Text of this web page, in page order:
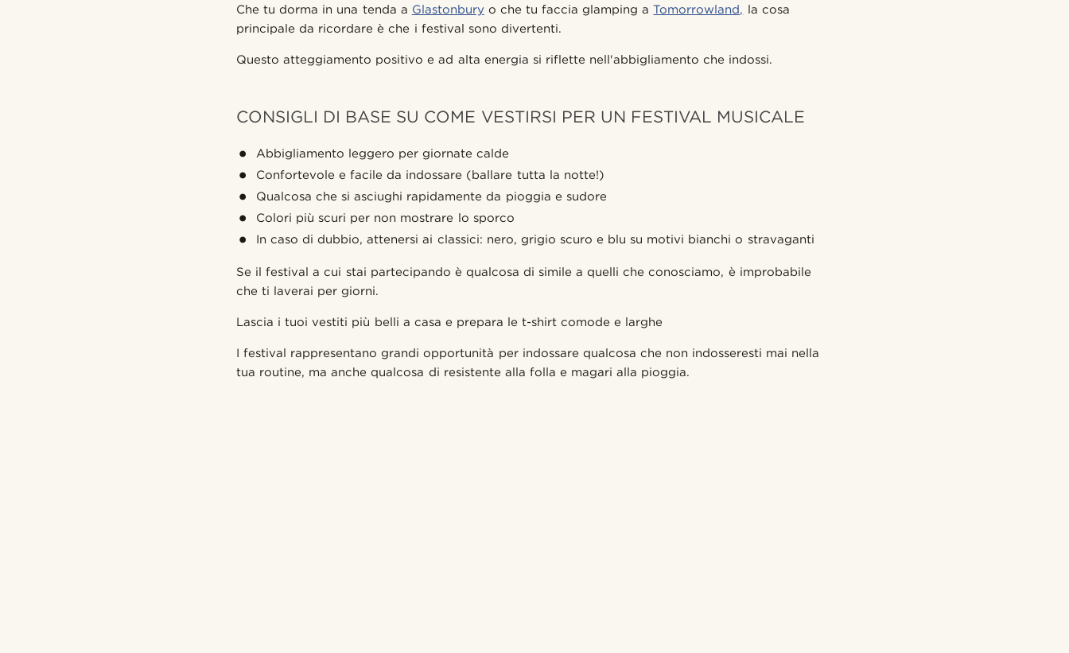
Che tu dorma in una tenda a Glastonburyo che tu faccia glamping aTomorrowland, la cosa
principale da ricordare è che i festival sono divertenti.
Questo atteggiamento positivo e ad alta energia si riflette nell'abbigliamento che indossi.
CONSIGLI DI BASE SU COME VESTIRSI PER UN FESTIVAL MUSICALE
Abbigliamento leggero per giornate calde
Confortevole e facile da indossare (ballare tutta la notte!)
Qualcosa che si asciughi rapidamente da pioggia e sudore
Colori più scuri per non mostrare lo sporco
In caso di dubbio, attenersi ai classici: nero, grigio scuro e blu su motivi bianchi o stravaganti
Se il festival a cui stai partecipando è qualcosa di simile a quelli che conosciamo, è improbabile
che ti laverai per giorni.
Lascia i tuoi vestiti più belli a casa e prepara le t-shirt comode e larghe
I festival rappresentano grandi opportunità per indossare qualcosa che non indosseresti mai nella
tua routine, ma anche qualcosa di resistente alla folla e magari alla pioggia.